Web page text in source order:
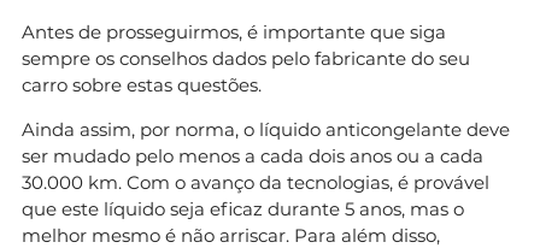
Antes de prosseguirmos, é importante que siga
sempre os conselhos dados pelo fabricante do seu
carro sobre estas questões.
Ainda assim, por norma, o líquido anticongelante deve
ser mudado pelo menos a cada dois anos ou a cada
30.000 km. Com o avanço da tecnologias, é provável
que este líquido seja eficaz durante 5 anos, mas o
melhor mesmo é não arriscar. Para além disso,